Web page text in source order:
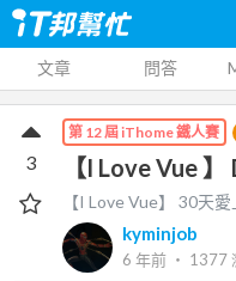
文章 問答
第 12 屆 iThome 鐵人賽
【I Love Vue
【I Love Vue】 30天
kyminjob
6 年前 ‧ 1377
3